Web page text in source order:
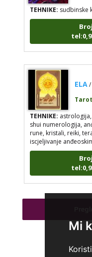
Mi
TEHNIKE:sudbinske
ELA
TEHNIKE:astrologija,
shui numerologija,
rune, kristali, reiki,
iscjeljivanje
tarot,
kugla, terapija